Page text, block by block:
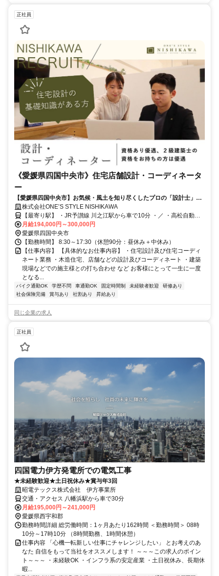
正社員
《愛媛県四国中央市》住宅店舗設計・コーディネータ
ー
【愛媛県四国中央市】お気候・風土を知り尽くしたプロの「設計士」と
して お客様の夢のお家づくりをサポートするコーディネーターを大募
集！
株式会社ONE’S STYLE NISHIKAWA
【最寄り駅】 ・JR予讃線 川之江駅から車で10分 ・／ ・高松自動車
道 三島川之江ICから車で5分
月給194,000円～300,000円
愛媛県四国中央市
【勤務時間】 8:30～17:30（休憩90分：昼休み＋中休み）
【仕事内容】 【具体的なお仕事内容】 ・住宅設計及び住宅コーディ
ネート業務 ・木造住宅、店舗などの設計及びコーディネート ・建築
現場などでの施主様との打ち合わせ など お客様にとって一生に一度
となる...
バイク通勤OK 学歴不問 車通勤OK 固定時間制 未経験者歓迎
研修あり
社会保険完備
賞与あり 社割あり 昇給あり
同じ企業の求人
正社員
四国電力伊方発電所での電気工事
★未経験歓迎★土日祝休み★賞与年3回
昭電テックス株式会社 伊方事業所
交通・アクセス 八幡浜駅から車で30分
月給195,000円～241,000円
愛媛県西宇和郡
勤務時間詳細 総労働時間：1ヶ月あたり162時間 ＜勤務時間＞ 08時
10分～17時10分 （8時間勤務、1時間休憩）
仕事内容 「心機一転新しい仕事にチャレンジしたい」 とお考えのあ
なた 自信をもって当社をオススメします！ ～～～この求人のポイン
ト～～～ ・未経験OK ・インフラ系の安定産業 ・土日祝休み、長期休
暇...